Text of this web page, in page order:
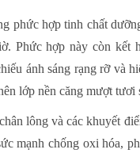
phức hợp tinh chất
Phức hợp này còn kết
ánh sáng rạng rỡ và
lớp nền căng mượt tươi
lông và các khuyết
mạnh chống oxi hóa,